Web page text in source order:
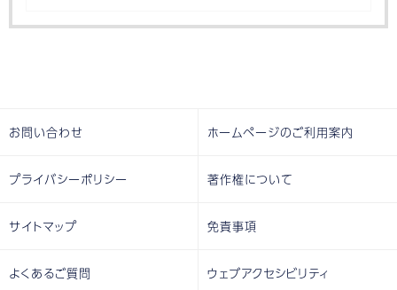
お問い合わせ ホームページのご利用案内
プライバシーポリシー 著作権について
サイトマップ 免責事項
よくあるご質問 ウェブアクセシビリティ